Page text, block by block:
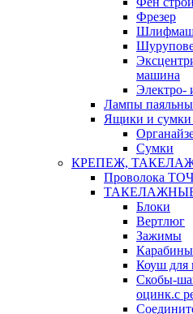
Фрезер
машина
Электро-
Лампы
Ящики и сумки
Сумки
КРЕПЕЖ,
Проволока ТОЧ
Блоки
Вертлюг
Зажимы
Карабины
Коуш для
Скобы-
оцинк.с